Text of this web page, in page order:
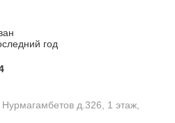
незаменимый элемент при
правило, такие конструкции
стали или других сплавов
год
д.326, 1 этаж,